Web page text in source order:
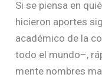
Si se piensa en
hicieron aportes
académico de la
todo el mundo–,
mente nombres